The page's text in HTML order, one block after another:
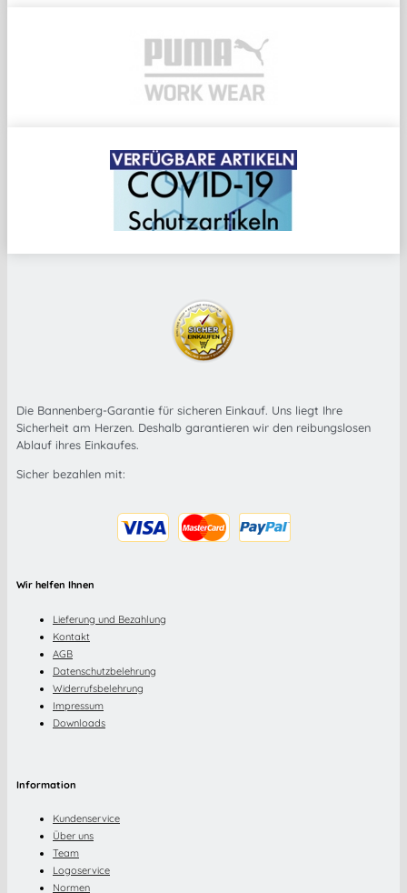
Die Bannenberg-Garantie für sicheren Einkauf. Uns liegt Ihre
Sicherheit am Herzen. Deshalb garantieren wir den reibungslosen
Ablauf ihres Einkaufes.
Sicher bezahlen mit:
Wir helfen Ihnen
Lieferung und Bezahlung
Kontakt
AGB
Datenschutzbelehrung
Widerrufsbelehrung
Impressum
Downloads
Information
Kundenservice
Über uns
Team
Logoservice
Normen